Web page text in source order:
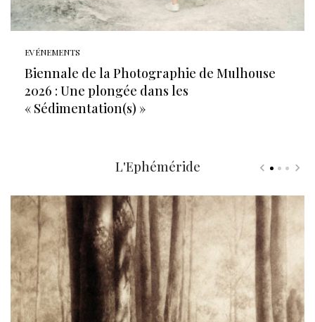
EVÉNEMENTS
Biennale de la Photographie de Mulhouse
2026 : Une plongée dans les
« Sédimentation(s) »
L'Ephéméride